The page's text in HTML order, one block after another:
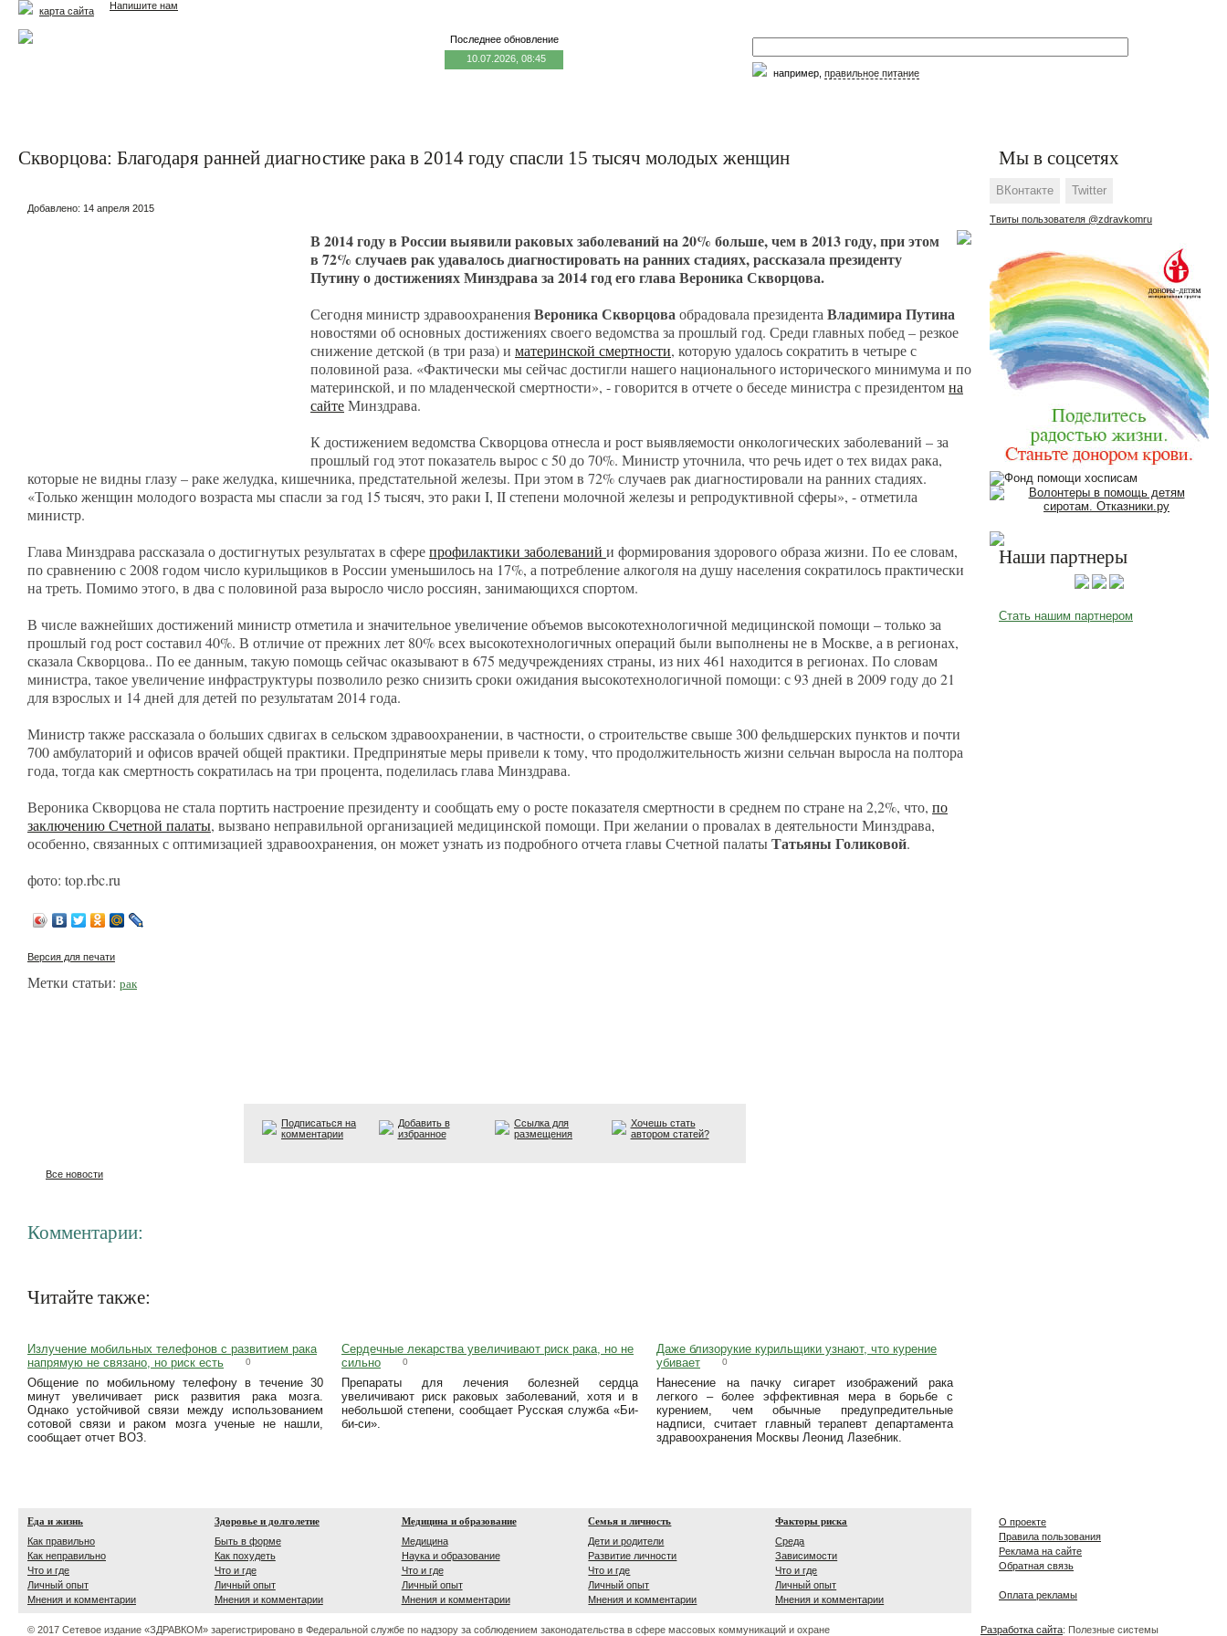
Напишите нам
например, правильное питание
карта сайта
Последнее обновление
10.07.2026, 08:45
Мы в соцсетях
ВКонтакте Twitter
Твиты пользователя @zdravkomru
Наши партнеры
Стать нашим партнером
Скворцова: Благодаря ранней диагностике рака в 2014 году спасли 15 тысяч молодых женщин
Добавлено: 14 апреля 2015
В 2014 году в России выявили раковых заболеваний на 20% больше, чем в 2013 году, при этом
в 72% случаев рак удавалось диагностировать на ранних стадиях, рассказала президенту
Путину о достижениях Минздрава за 2014 год его глава Вероника Скворцова.
Сегодня министр здравоохраненияВероника Скворцоваобрадовала президента Владимира Путина
новостями об основных достижениях своего ведомства за прошлый год. Среди главных побед – резкое
снижение детской (в три раза) и материнской смертности, которую удалось сократить в четыре с
половиной раза. «Фактически мы сейчас достигли нашего национального исторического минимума и по
материнской, и по младенческой смертности», - говорится в отчете о беседе министра с президентомна
сайтеМинздрава.
К достижением ведомства Скворцова отнесла и рост выявляемости онкологических заболеваний – за
прошлый год этот показатель вырос с 50 до 70%. Министр уточнила, что речь идет о тех видах рака,
которые не видны глазу – раке желудка, кишечника, предстательной железы. При этом в 72% случаев рак диагностировали на ранних стадиях.
«Только женщин молодого возраста мы спасли за год 15 тысяч, это раки I, II степени молочной железы и репродуктивной сферы», - отметила
министр.
Глава Минздрава рассказала о достигнутых результатах в сферепрофилактики заболеваний и формирования здорового образа жизни. По ее словам,
по сравнению с 2008 годом число курильщиков в России уменьшилось на 17%, а потребление алкоголя на душу населения сократилось практически
на треть. Помимо этого, в два с половиной раза выросло число россиян, занимающихся спортом.
В числе важнейших достижений министр отметила и значительное увеличение объемов высокотехнологичной медицинской помощи – только за
прошлый год рост составил 40%. В отличие от прежних лет 80% всех высокотехнологичных операций были выполнены не в Москве, а в регионах,
сказала Скворцова.. По ее данным, такую помощь сейчас оказывают в 675 медучреждениях страны, из них 461 находится в регионах. По словам
министра, такое увеличение инфраструктуры позволило резко снизить сроки ожидания высокотехнологичной помощи: с 93 дней в 2009 году до 21
для взрослых и 14 дней для детей по результатам 2014 года.
Министр также рассказала о больших сдвигах в сельском здравоохранении, в частности, о строительстве свыше 300 фельдшерских пунктов и почти
700 амбулаторий и офисов врачей общей практики. Предпринятые меры привели к тому, что продолжительность жизни сельчан выросла на полтора
года, тогда как смертность сократилась на три процента, поделилась глава Минздрава.
Вероника Скворцова не стала портить настроение президенту и сообщать ему о росте показателя смертности в среднем по стране на 2,2%, что, по
заключению Счетной палаты, вызвано неправильной организацией медицинской помощи. При желании о провалах в деятельности Минздрава,
особенно, связанных с оптимизацией здравоохранения, он может узнать из подробного отчета главы Счетной палатыТатьяны Голиковой.
фото: top.rbc.ru
Версия для печати
Метки статьи: рак
Подписаться на
комментарии
Добавить в
избранное
Ссылка для
размещения
Хочешь стать
автором статей?
Все новости
Комментарии:
Читайте также:
Излучение мобильных телефонов с развитием рака
напрямую не связано, но риск есть
0
Общение по мобильному телефону в течение 30
минут увеличивает риск развития рака мозга.
Однако устойчивой связи между использованием
сотовой связи и раком мозга ученые не нашли,
сообщает отчет ВОЗ.
Сердечные лекарства увеличивают риск рака, но не
сильно
0
Препараты для лечения болезней сердца
увеличивают риск раковых заболеваний, хотя и в
небольшой степени, сообщает Русская служба «Би-
би-си».
Даже близорукие курильщики узнают, что курение
убивает
0
Нанесение на пачку сигарет изображений рака
легкого – более эффективная мера в борьбе с
курением, чем обычные предупредительные
надписи, считает главный терапевт департамента
здравоохранения Москвы Леонид Лазебник.
О проекте
Правила пользования
Реклама на сайте
Обратная связь
Оплата рекламы
Еда и жизнь
Как правильно
Как неправильно
Что и где
Личный опыт
Мнения и комментарии
Здоровье и долголетие
Быть в форме
Как похудеть
Что и где
Личный опыт
Мнения и комментарии
Медицина и образование
Медицина
Наука и образование
Что и где
Личный опыт
Мнения и комментарии
Семья и личность
Дети и родители
Развитие личности
Что и где
Личный опыт
Мнения и комментарии
Факторы риска
Среда
Зависимости
Что и где
Личный опыт
Мнения и комментарии
Разработка сайта: Полезные системы
© 2017 Сетевое издание «ЗДРАВКОМ» зарегистрировано в Федеральной службе по надзору за соблюдением законодательства в сфере массовых коммуникаций и охране